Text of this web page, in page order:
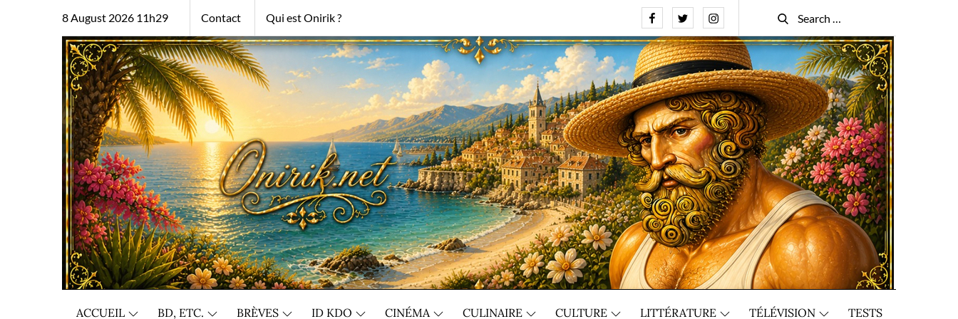
8 August 2026 11h29 Contact Qui est Onirik ? FacebookTwitterInstagram
Search
for:
Search
ACCUEIL BD, ETC. BRÈVES ID KDO CINÉMA CULINAIRE CULTURE LITTÉRATURE TÉLÉVISION TESTS